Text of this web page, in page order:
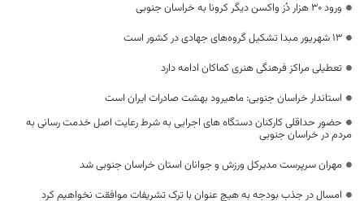
ورود ۳۰ هزار دُز واکسن دیگر کرونا به خراسان جنوبی
۱۳ شهریور مبدا تشکیل گروه‌های جهادی در کشور است
تعطیلی مراکز فرهنگی هنری کماکان ادامه دارد
استاندار خراسان جنوبی: ماهیرود بهشت صادرات ایران است
حضور حداقلی کارکنان دستگاه های اجرایی به شرط رعایت اصل خدمت رسانی به
مردم در خراسان جنوبی
مهران سرپرست مدیرکل ورزش و جوانان استان خراسان جنوبی شد
امسال در جذب بودجه به هیچ عنوان با ترک تشریفات موافقت نخواهیم کرد